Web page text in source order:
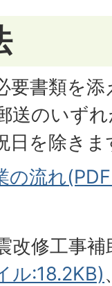
要書類を
送のいず
日を除き
の流れ
改修工事
ル:18.2KB)